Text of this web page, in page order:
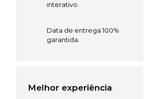
interativo.
Data de entrega 100%
garantida.
Melhor experiência